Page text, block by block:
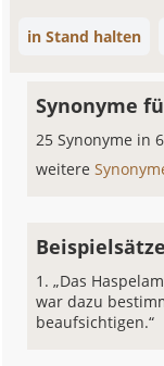
in Stand halten
Synonyme
25 Synonyme in
weitere
„Das
war dazu
beaufsichtigen.“